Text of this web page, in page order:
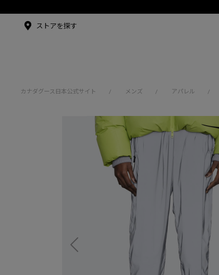
アンバサダー
ストアを探す
カナダグース日本公式サイト / メンズ / アパレル /